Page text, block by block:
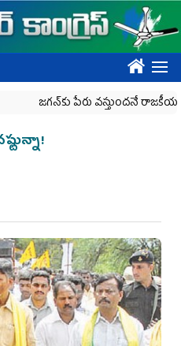
????
జగన్‌కు పేరు వస్తుందనే రాజకీయ కక్షతో